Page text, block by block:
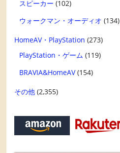
スピーカー (102)
ウォークマン・オーディオ (134)
HomeAV・PlayStation (273)
PlayStation・ゲーム (119)
BRAVIA&HomeAV(154)
その他 (2,355)